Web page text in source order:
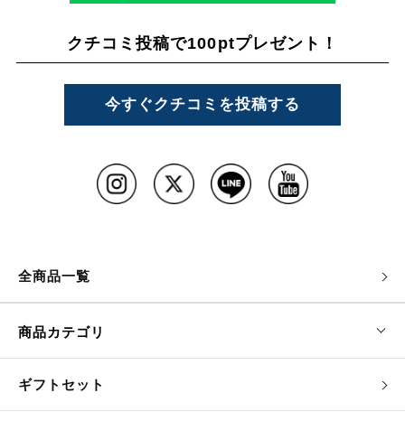
クチコミ投稿で100ptプレゼント！
今すぐクチコミを投稿する
全商品一覧
商品カテゴリ
ギフトセット